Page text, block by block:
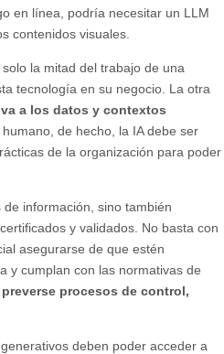
en línea, podría necesitar un LLM
contenidos visuales.
la mitad del trabajo de una
tecnología en su negocio. La otra
a los datos y contextos
humano, de hecho, la IA debe ser
de la organización para poder
información, sino también
y validados. No basta con
asegurarse de que estén
y cumplan con las normativas de
procesos de control,
deben poder acceder a